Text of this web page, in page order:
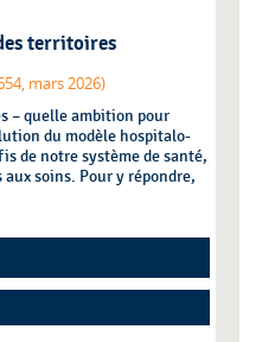
territoires
mars 2026)
– quelle ambition pour
du modèle hospitalo-
de notre système de santé,
soins. Pour y répondre,